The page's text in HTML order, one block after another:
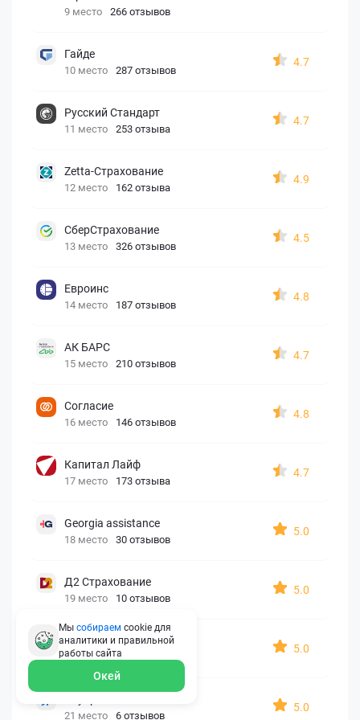
9 место 266 отзывов
Гайде
10 место 287 отзывов
4.7
Русский Стандарт
11 место 253 отзыва
4.7
Zetta-Страхование
12 место 162 отзыва
4.9
СберСтрахование
13 место 326 отзывов
4.5
Евроинс
14 место 187 отзывов
4.8
АК БАРС
15 место 210 отзывов
4.7
Согласие
16 место 146 отзывов
4.8
Капитал Лайф
17 место 173 отзыва
4.7
Georgia assistance
18 место 30 отзывов
5.0
Д2 Страхование
19 место 10 отзывов
5.0
АйАйСи
20 место 7 отзывов
5.0
21 место 6 отзывов
5.0
Мы собираем cookie для
аналитики и правильной
работы сайта
Окей